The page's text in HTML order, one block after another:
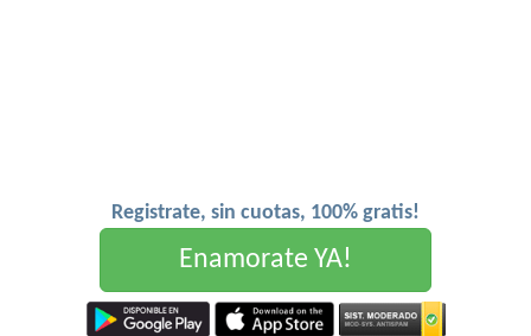
Registrate, sin cuotas, 100% gratis!
Enamorate YA!